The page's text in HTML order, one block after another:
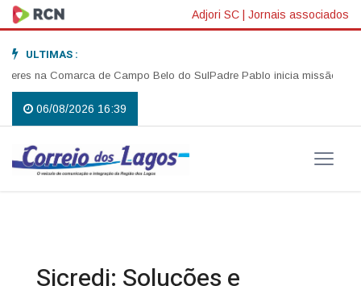
Adjori SC | Jornais associados
ULTIMAS :
na Comarca de Campo Belo do SulPadre Pablo inicia missão em Anita
06/08/2026 16:39
Sicredi: Soluções e